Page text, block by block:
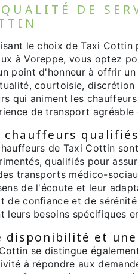
DE
le choix de Taxi
à Voreppe, vous optez
point d'honneur à offrir
courtoisie,
qui animent les
de transport
chauffeurs
de Taxi Cottin
qualifiés pour
transports médico-
de l'écoute et leur
de confiance et de
leurs besoins spécifiques
disponibilité et
se distingue
à répondre aux